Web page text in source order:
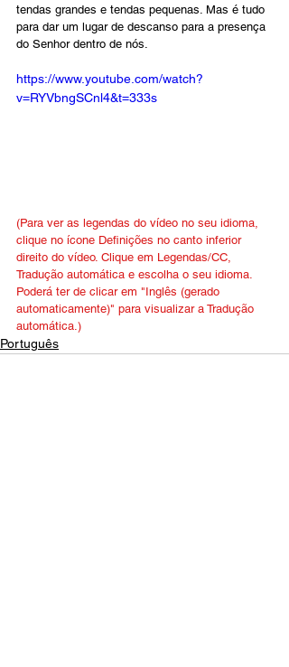
tendas grandes e tendas pequenas. Mas é tudo
para dar um lugar de descanso para a presença
do Senhor dentro de nós.
https://www.youtube.com/watch?
v=RYVbngSCnl4&t=333s
(Para ver as legendas do vídeo no seu idioma,
clique no ícone Definições no canto inferior
direito do vídeo. Clique em Legendas/CC,
Tradução automática e escolha o seu idioma.
Poderá ter de clicar em "Inglês (gerado
automaticamente)" para visualizar a Tradução
automática.)
Português